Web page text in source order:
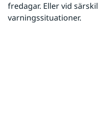
fredagar. Eller vid
varningssituationer.